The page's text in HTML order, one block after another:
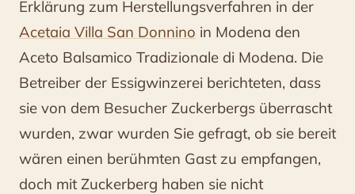
Erklärung zum Herstellungsverfahren in der
Acetaia Villa San Donnino in Modena den
Aceto Balsamico Tradizionale di Modena. Die
Betreiber der Essigwinzerei berichteten, dass
sie von dem Besucher Zuckerbergs überrascht
wurden, zwar wurden Sie gefragt, ob sie bereit
wären einen berühmten Gast zu empfangen,
doch mit Zuckerberg haben sie nicht